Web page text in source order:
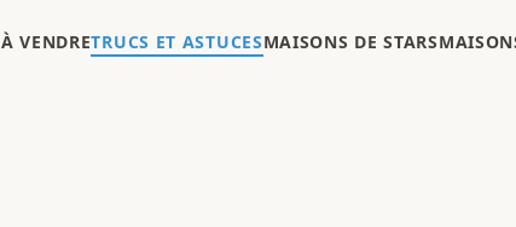
À VENDRETRUCS ET ASTUCESMAISONS DE STARS